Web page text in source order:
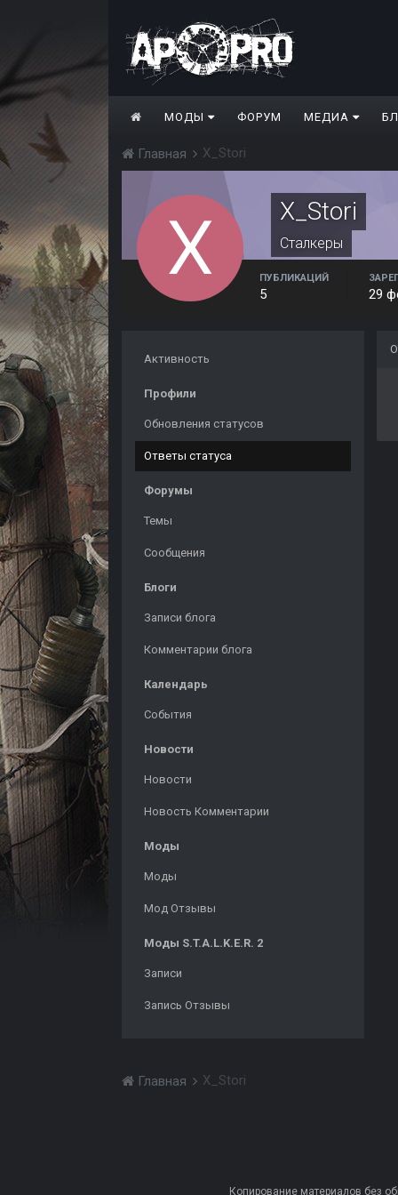
МОДЫ ФОРУМ МЕДИА
Главная X_Stori
X_Stori
Сталкеры
ПУБЛИКАЦИЙ
5 29
Активность
Профили
Обновления статусов
Ответы статуса
Форумы
Темы
Сообщения
Блоги
Записи блога
Комментарии блога
Календарь
События
Новости
Новости
Новость Комментарии
Моды
Моды
Мод Отзывы
Моды S.T.A.L.K.E.R. 2
Записи
Запись Отзывы
Главная X_Stori
Копирование материалов без